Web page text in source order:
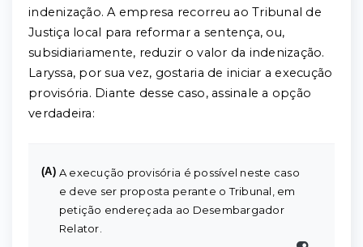
indenização. A empresa recorreu ao Tribunal de
Justiça local para reformar a sentença, ou,
subsidiariamente, reduzir o valor da indenização.
Laryssa, por sua vez, gostaria de iniciar a execução
provisória. Diante desse caso, assinale a opção
verdadeira:
(A) A execução provisória é possível neste caso
e deve ser proposta perante o Tribunal, em
petição endereçada ao Desembargador
Relator.